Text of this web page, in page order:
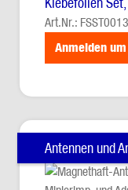
Art.Nr.: FSST0013
Anmelden
Antennen und